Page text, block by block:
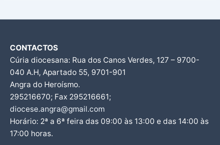
CONTACTOS
Cúria diocesana: Rua dos Canos Verdes, 127 – 9700-
040 A.H, Apartado 55, 9701-901
Angra do Heroísmo.
295216670; Fax 295216661;
diocese.angra@gmail.com
Horário: 2ª a 6ª feira das 09:00 às 13:00 e das 14:00 às
17:00 horas.